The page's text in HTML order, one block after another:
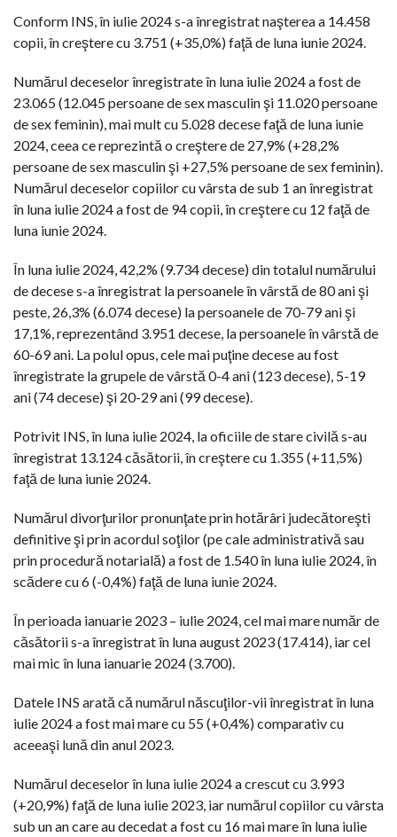
Conform INS, în iulie 2024 s-a înregistrat naşterea a 14.458
copii, în creştere cu 3.751 (+35,0%) faţă de luna iunie 2024.
Numărul deceselor înregistrate în luna iulie 2024 a fost de
23.065 (12.045 persoane de sex masculin şi 11.020 persoane
de sex feminin), mai mult cu 5.028 decese faţă de luna iunie
2024, ceea ce reprezintă o creştere de 27,9% (+28,2%
persoane de sex masculin şi +27,5% persoane de sex feminin).
Numărul deceselor copiilor cu vârsta de sub 1 an înregistrat
în luna iulie 2024 a fost de 94 copii, în creştere cu 12 faţă de
luna iunie 2024.
În luna iulie 2024, 42,2% (9.734 decese) din totalul numărului
de decese s-a înregistrat la persoanele în vârstă de 80 ani şi
peste, 26,3% (6.074 decese) la persoanele de 70-79 ani şi
17,1%, reprezentând 3.951 decese, la persoanele în vârstă de
60-69 ani. La polul opus, cele mai puţine decese au fost
înregistrate la grupele de vârstă 0-4 ani (123 decese), 5-19
ani (74 decese) şi 20-29 ani (99 decese).
Potrivit INS, în luna iulie 2024, la oficiile de stare civilă s-au
înregistrat 13.124 căsătorii, în creştere cu 1.355 (+11,5%)
faţă de luna iunie 2024.
Numărul divorţurilor pronunţate prin hotărâri judecătoreşti
definitive şi prin acordul soţilor (pe cale administrativă sau
prin procedură notarială) a fost de 1.540 în luna iulie 2024, în
scădere cu 6 (-0,4%) faţă de luna iunie 2024.
În perioada ianuarie 2023 – iulie 2024, cel mai mare număr de
căsătorii s-a înregistrat în luna august 2023 (17.414), iar cel
mai mic în luna ianuarie 2024 (3.700).
Datele INS arată că numărul născuţilor-vii înregistrat în luna
iulie 2024 a fost mai mare cu 55 (+0,4%) comparativ cu
aceeaşi lună din anul 2023.
Numărul deceselor în luna iulie 2024 a crescut cu 3.993
(+20,9%) faţă de luna iulie 2023, iar numărul copiilor cu vârsta
sub un an care au decedat a fost cu 16 mai mare în luna iulie